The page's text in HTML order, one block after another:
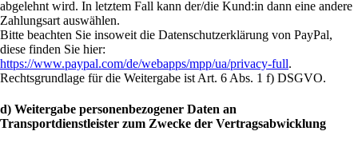
abgelehnt wird. In letztem Fall kann der/die Kund:in dann eine andere
Zahlungsart auswählen.
Bitte beachten Sie insoweit die Datenschutzerklärung von PayPal,
diese finden Sie hier:
https://www.paypal.com/de/webapps/mpp/ua/privacy-full.
Rechtsgrundlage für die Weitergabe ist Art. 6 Abs. 1 f) DSGVO.
d) Weitergabe personenbezogener Daten an
Transportdienstleister zum Zwecke der Vertragsabwicklung